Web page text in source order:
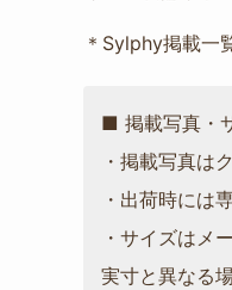
＊Sylphy掲載一
■ 掲載写真・
・掲載写真は
・出荷時には
・サイズはメ
実寸と異なる